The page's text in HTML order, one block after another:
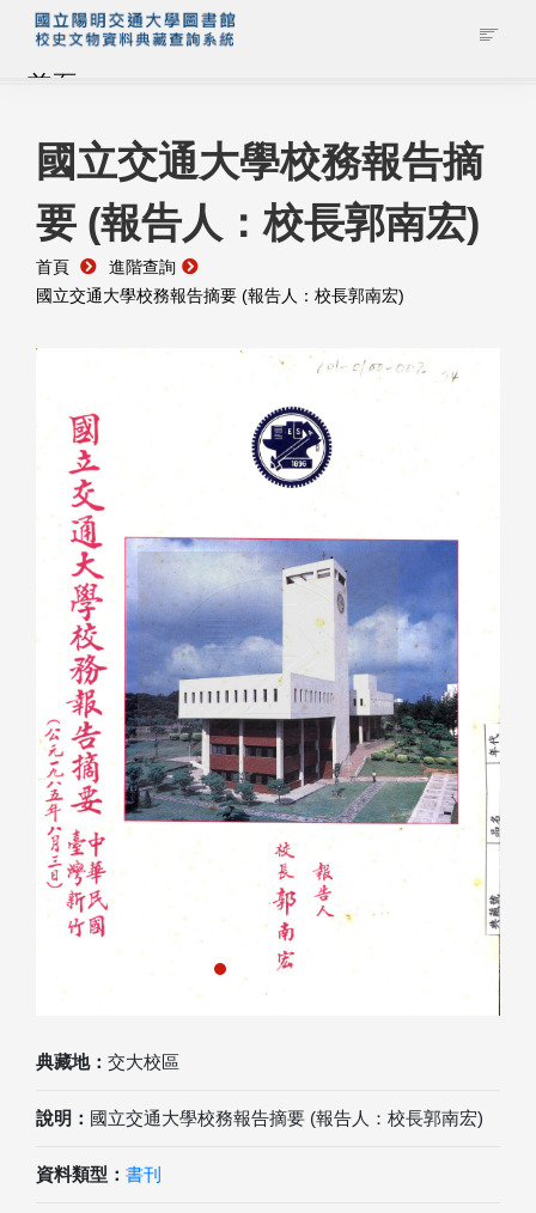
首頁
藏品查詢
校史館簡介
藏品清單全覽
資料調閱申請
管理者登入
國立交通大學校務報告摘
要 (報告人：校長郭南宏)
首頁
進階查詢
國立交通大學校務報告摘要 (報告人：校長郭南宏)
典藏地： 交大校區
說明： 國立交通大學校務報告摘要 (報告人：校長郭南宏)
資料類型： 書刊
Previous